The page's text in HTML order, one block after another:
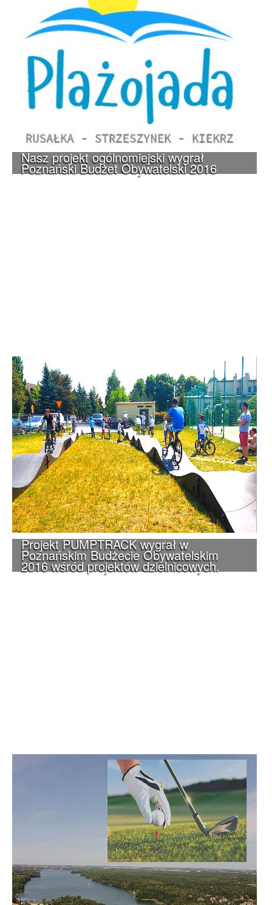
Nasz projekt ogólnomiejski wygrał
Poznański Budżet Obywatelski 2016
Projekt PUMPTRACK wygrał w
Poznańskim Budżecie Obywatelskim
2016 wśród projektów dzielnicowych.